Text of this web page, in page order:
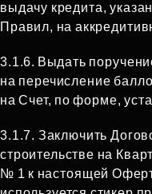
выдачу кредита,
Правил, на
3.1.6. Выдать
на перечисление
на Счет, по форме,
3.1.7. Заключить
строительстве на
№ 1 к настоящей